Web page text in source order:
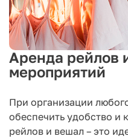
Аренда рейлов
мероприятий
При организации
обеспечить удобство и
рейлов и вешал – это